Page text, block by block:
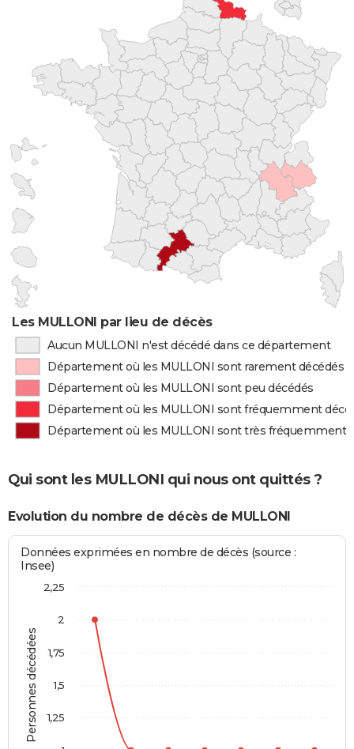
Les MULLONI par lieu de décès
Aucun MULLONI n'est décédé dans ce département
Département où les MULLONI sont rarement décédés
Département où les MULLONI sont peu décédés
Département où les MULLONI sont fréquemment
Département où les MULLONI sont très fréquemment
Qui sont les MULLONI qui nous ont quittés ?
Evolution du nombre de décès de MULLONI
Personnes décédées
Données exprimées en nombre de décès (source :
Insee)
1,25
1,5
1,75
2
2,25